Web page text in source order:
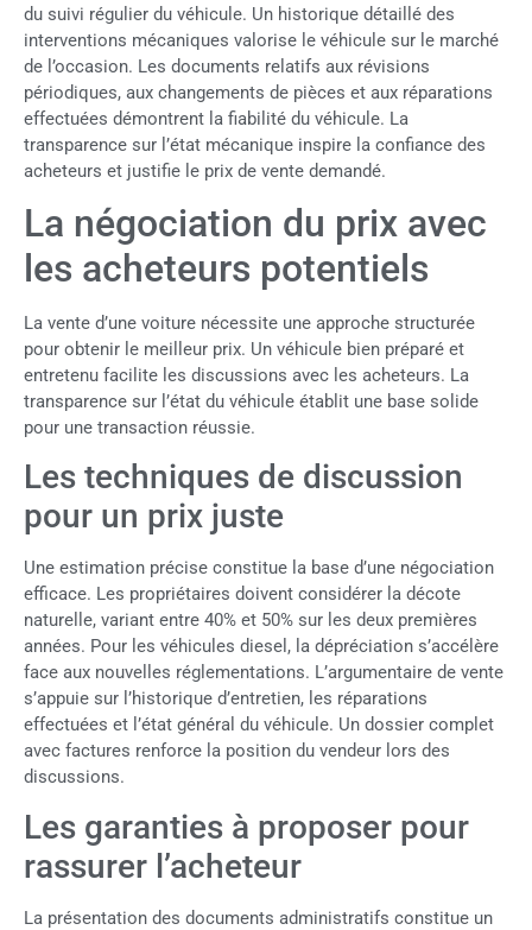
du suivi régulier du véhicule. Un historique détaillé des
interventions mécaniques valorise le véhicule sur le marché
de l’occasion. Les documents relatifs aux révisions
périodiques, aux changements de pièces et aux réparations
effectuées démontrent la fiabilité du véhicule. La
transparence sur l’état mécanique inspire la confiance des
acheteurs et justifie le prix de vente demandé.
La négociation du prix avec
les acheteurs potentiels
La vente d’une voiture nécessite une approche structurée
pour obtenir le meilleur prix. Un véhicule bien préparé et
entretenu facilite les discussions avec les acheteurs. La
transparence sur l’état du véhicule établit une base solide
pour une transaction réussie.
Les techniques de discussion
pour un prix juste
Une estimation précise constitue la base d’une négociation
efficace. Les propriétaires doivent considérer la décote
naturelle, variant entre 40% et 50% sur les deux premières
années. Pour les véhicules diesel, la dépréciation s’accélère
face aux nouvelles réglementations. L’argumentaire de vente
s’appuie sur l’historique d’entretien, les réparations
effectuées et l’état général du véhicule. Un dossier complet
avec factures renforce la position du vendeur lors des
discussions.
Les garanties à proposer pour
rassurer l’acheteur
La présentation des documents administratifs constitue un